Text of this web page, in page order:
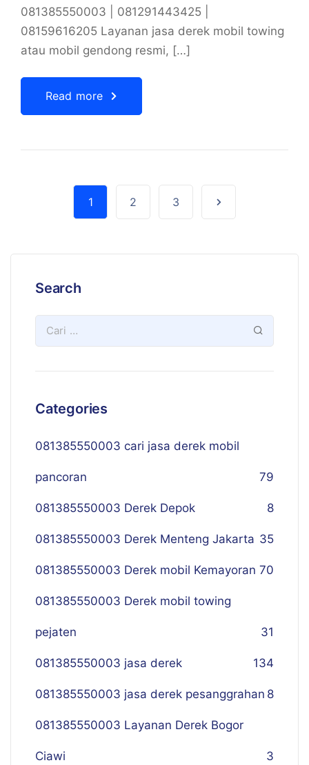
081385550003 | 081291443425 |
08159616205 Layanan jasa derek mobil towing
atau mobil gendong resmi, […]
Read more
1 2 3
Search
Categories
081385550003 cari jasa derek mobil
pancoran 79
081385550003 Derek Depok 8
081385550003 Derek Menteng Jakarta 35
081385550003 Derek mobil Kemayoran 70
081385550003 Derek mobil towing
pejaten 31
081385550003 jasa derek 134
081385550003 jasa derek pesanggrahan 8
081385550003 Layanan Derek Bogor
Ciawi 3